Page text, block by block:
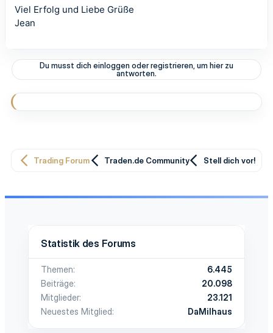
Viel Erfolg und Liebe Grüße
Jean
Du musst dich einloggen oder registrieren, um hier zu
antworten.
Trading Forum Traden.de Community Stell dich vor!
Statistik des Forums
Themen
6.445
Beiträge
20.098
Mitglieder
23.121
Neuestes Mitglied
DaMilhaus